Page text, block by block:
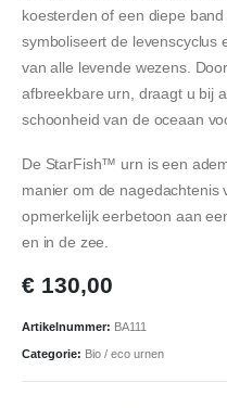
koesterden of een diepe
symboliseert de levenscyclus
van alle levende wezens.
afbreekbare urn, draagt u bij
schoonheid van de oceaan
De StarFish™ urn is een
manier om de nagedachtenis
opmerkelijk eerbetoon aan
en in de zee.
€ 130,00
Artikelnummer: BA111
Categorie: Bio / eco urnen